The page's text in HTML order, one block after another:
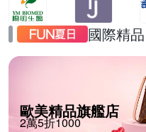
國際精品
歐美精品旗艦店
2萬5折1000